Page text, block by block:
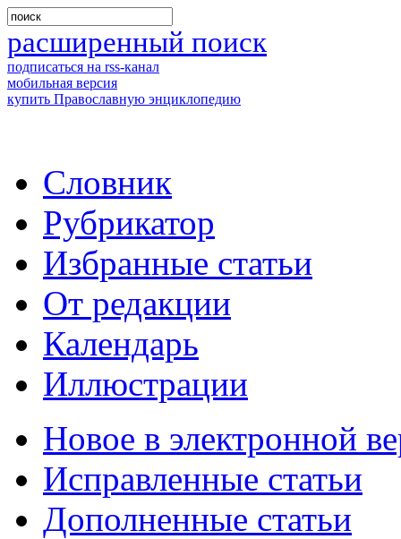
расширенный поиск
подписаться на rss-канал
мобильная версия
купить Православную энциклопедию
Словник
Рубрикатор
Избранные статьи
От редакции
Календарь
Иллюстрации
Новое в электронной
Исправленные статьи
Дополненные статьи